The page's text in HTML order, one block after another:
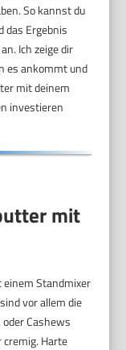
So kannst du
das Ergebnis
Ich zeige dir
es ankommt und
mit deinem
investieren
mit
einem Standmixer
vor allem die
Cashews
Harte